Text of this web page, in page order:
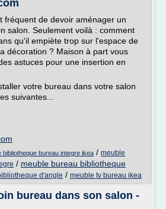
fréquent de devoir aménager un
salon. Seulement voilà : comment
qu'il empiète trop sur l'espace de
décoration ? Maison à part vous
astuces pour une insertion en
votre bureau dans votre salon
suivantes...
bibliotheque bureau integre ikea / meuble
/ meuble bureau bibliotheque
d'angle / meuble tv bureau ikea
bureau dans son salon -